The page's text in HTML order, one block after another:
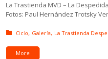
La Trastienda MVD – La
Fotos: Paul Hernández Trotsky
Posted in:
Ciclo Galería La Trastienda
More